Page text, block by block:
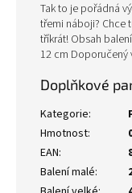
Tak to je pořádná
třemi náboji? Chce
tříkrát! Obsah
12 cm Doporučený
Doplňkové
Kategorie:
Hmotnost:
EAN:
Balení malé: